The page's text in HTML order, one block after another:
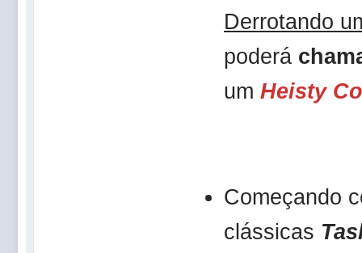
Derrotando
poderá
um Heisty
Começando
clássicas